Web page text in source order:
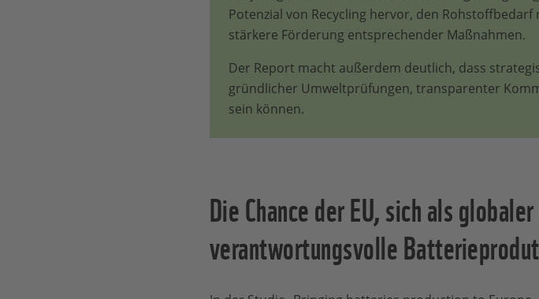
Potenzial von Recycling hervor, den
stärkere Förderung entsprechender Maßnahmen.
Der Report macht außerdem deutlich, dass
gründlicher Umweltprüfungen, transparenter
sein können.
Die Chance der EU, sich als
verantwortungsvolle